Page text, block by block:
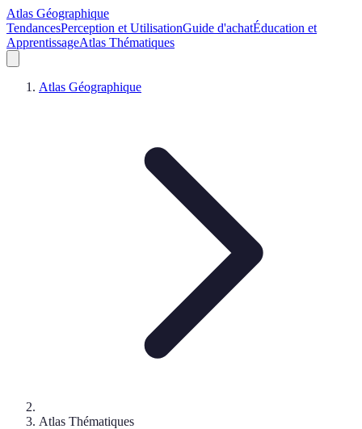
Atlas Géographique
TendancesPerception et UtilisationGuide d'achatÉducation et
ApprentissageAtlas Thématiques
Atlas Géographique
Atlas Thématiques